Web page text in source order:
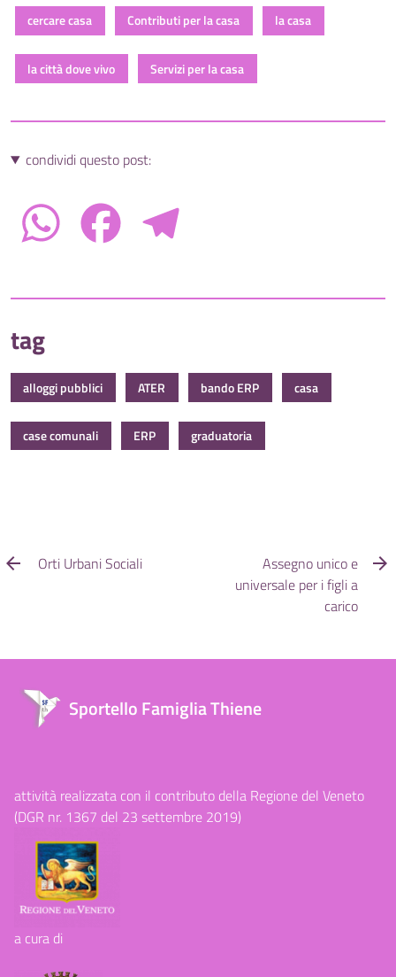
cercare casa Contributi per la casa la casa
la città dove vivo Servizi per la casa
condividi questo post:
WhatsApp Facebook
tag
alloggi pubblici ATER bando ERP casa
case comunali ERP graduatoria
Orti Urbani Sociali
Assegno unico e
universale per i figli a
carico
Sportello Famiglia Thiene
attività realizzata con il contributo della Regione del Veneto
(DGR nr. 1367 del 23 settembre 2019)
a cura di